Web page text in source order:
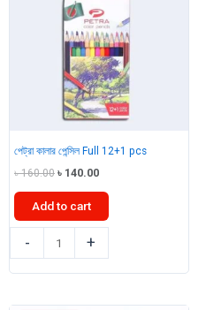
পেট্রা কালার পেন্সিল Full 12+1 pcs
৳160.00 Original
was:
৳ 140.00Current
৳ 140.00.
Add to cart
-
কালার
পেন্সিল
+